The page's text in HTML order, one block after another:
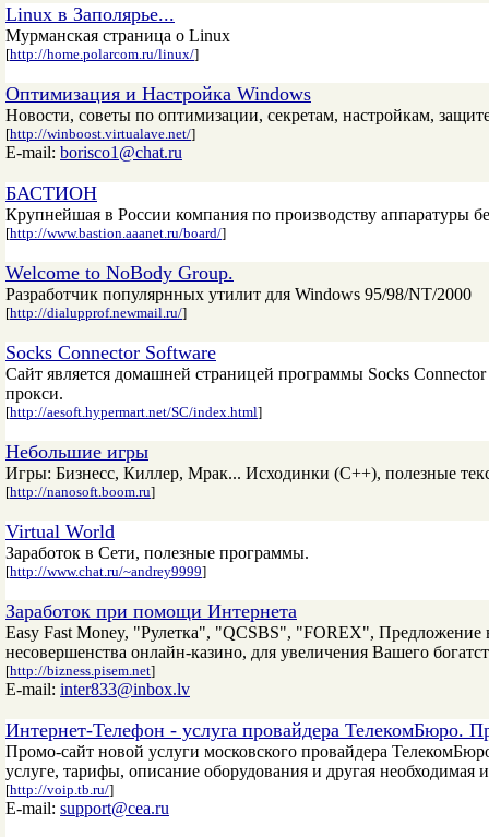
Linux в Заполярье...
Мурманская страница о Linux
[http://home.polarcom.ru/linux/]
Оптимизация и Настройка Windows
Новости, советы по оптимизации, секретам, настройкам,
[http://winboost.virtualave.net/]
E-mail: borisco1@chat.ru
БАСТИОН
Крупнейшая в России компания по производству аппаратуры
[http://www.bastion.aaanet.ru/board/]
Welcome to NoBody Group.
Разработчик популярнных утилит для Windows 95/98/NT/2000
[http://dialupprof.newmail.ru/]
Socks Connector Software
Сайт является домашней страницей программы Socks
прокси.
[http://aesoft.hypermart.net/SC/index.html]
Небольшие игры
Игры: Бизнесс, Киллер, Мрак... Исходинки (С++), полезные
[http://nanosoft.boom.ru]
Virtual World
Заработок в Сети, полезные программы.
[http://www.chat.ru/~andrey9999]
Заработок при помощи Интернета
Easy Fast Money, "Рулетка", "QCSBS", "FOREX", Предложение
несовершенства онлайн-казино, для увеличения Вашего
[http://bizness.pisem.net]
E-mail: inter833@inbox.lv
Интернет-Телефон - услуга провайдера ТелекомБюро.
Промо-сайт новой услуги московского провайдера
услуге, тарифы, описание оборудования и другая необходимая
[http://voip.tb.ru/]
E-mail: support@cea.ru